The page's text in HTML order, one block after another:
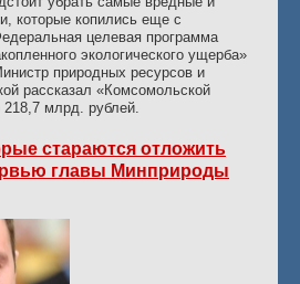
которые копились еще с
целевая программа
экологического ущерба»
природных ресурсов и
рассказал «Комсомольской
млрд. рублей.
стараются отложить
главы Минприроды